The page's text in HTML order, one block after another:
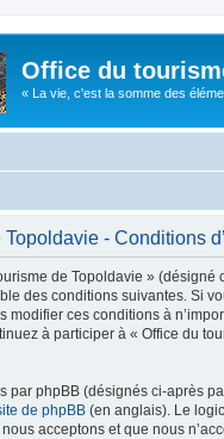
Office du
« La vie, c'est la somme des
- Conditions
de Topoldavie »
des conditions suivantes. Si
modifier ces conditions à
à participer à « Office du
par phpBB (désignés ci-après
de phpBB (en anglais). Le
acceptons et que nous